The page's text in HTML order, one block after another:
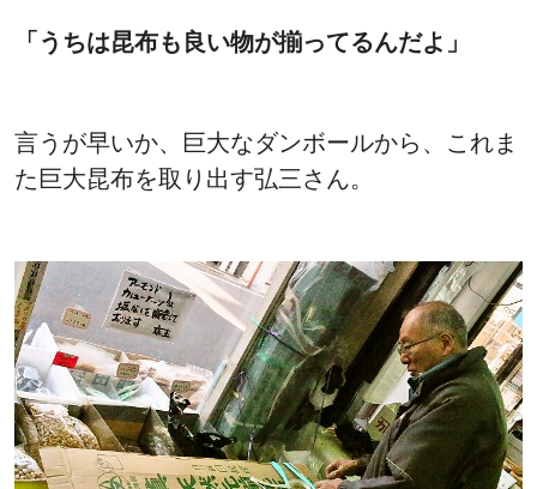
「うちは昆布も良い物が揃ってるんだよ」
言うが早いか、巨大なダンボールから、これま
た巨大昆布を取り出す弘三さん。